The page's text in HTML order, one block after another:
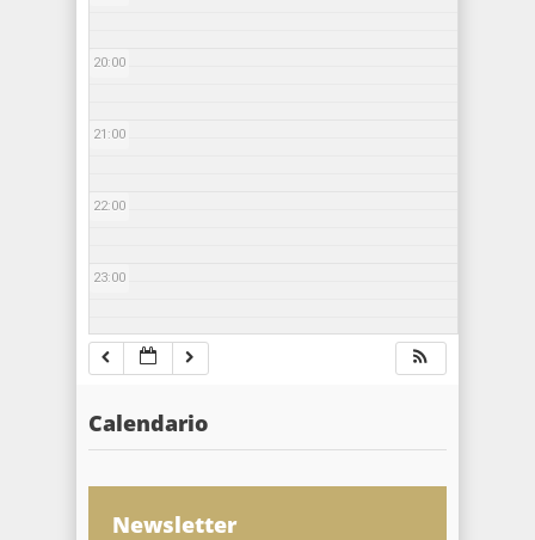
20:00
21:00
22:00
23:00
Calendario
Newsletter